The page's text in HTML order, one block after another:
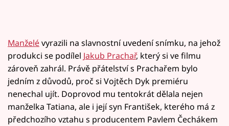
Manželévyrazili na slavnostní uvedení snímku, na jehož
produkci se podílel Jakub Prachař, který si ve filmu
zároveň zahrál. Právě přátelství s Prachařem bylo
jedním z důvodů, proč si Vojtěch Dyk premiéru
nenechal ujít. Doprovod mu tentokrát dělala nejen
manželka Tatiana, ale i její syn František, kterého má z
předchozího vztahu s producentem Pavlem Čechákem